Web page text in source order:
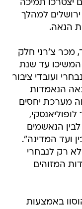
יצטרכו תמיכה
ירושלים למהלך
הנאה.
מכר צ'רני חלק
המשיכו עד שנת
ועובדי ציבור
הנאמדות
מערכת יחסים
הנאשמים
ועד המדינה".
רק לנבחרי
המזוהים
באמצעות